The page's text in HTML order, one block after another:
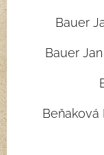
Bauer
Bauer
Beňaková